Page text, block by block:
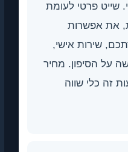
שייט פרטי לעומת
את אפשרות
שירות אישי,
על הסיפון. מחיר
יורו לזוג ל-4 שעות זה כלי שווה